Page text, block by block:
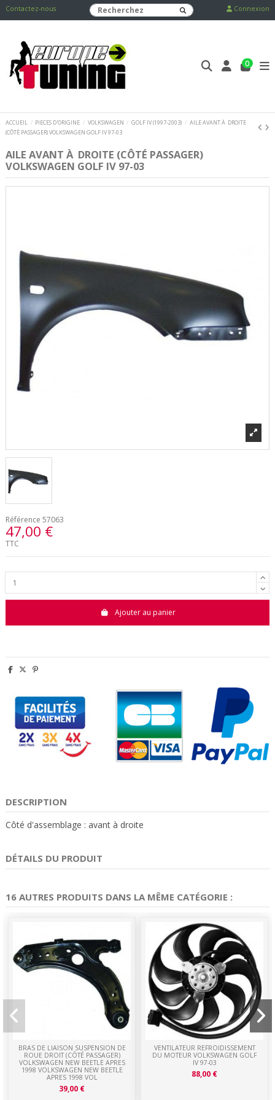
Contactez-nous Connexion
0
ACCUEIL PIECES D'ORIGINE VOLKSWAGEN GOLF IV (1997-2003)
AILE AVANT À DROITE
(CÔTÉ PASSAGER) VOLKSWAGEN GOLF IV 97-03
AILE AVANT À DROITE (CÔTÉ PASSAGER)
VOLKSWAGEN GOLF IV 97-03
Référence 57063
47,00 €
TTC
Ajouter au panier
DESCRIPTION
Côté d'assemblage : avant à droite
DÉTAILS DU PRODUIT
16 AUTRES PRODUITS DANS LA MÊME CATÉGORIE :
BRAS DE LIAISON SUSPENSION DE
ROUE DROIT (CÔTÉ PASSAGER)
VOLKSWAGEN NEW BEETLE APRES
1998 VOLKSWAGEN NEW BEETLE
APRES 1998 VOL
39,00 €
VENTILATEUR REFROIDISSEMENT
DU MOTEUR VOLKSWAGEN GOLF
IV 97-03
88,00 €